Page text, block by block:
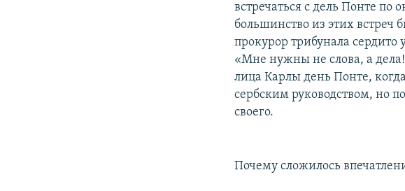
встречаться с дель Понте по
большинство из этих встреч
прокурор трибунала сердито
«Мне нужны не слова, а
лица Карлы день Понте,
сербским руководством, но
своего.
Почему сложилось